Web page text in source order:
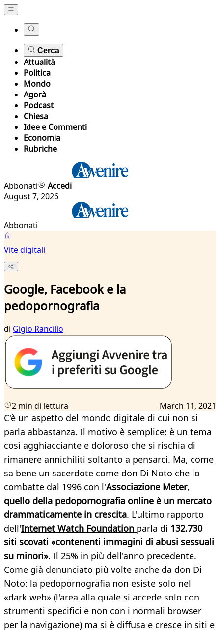
Cerca
Attualità
Politica
Mondo
Agorà
Podcast
Chiesa
Idee e Commenti
Economia
Rubriche
Abbonati
Accedi
August 7, 2026
Abbonati
Vite digitali
Google, Facebook e la
pedopornografia
di Gigio Rancilio
2 min di lettura March 11, 2021
C'è un aspetto del mondo digitale di cui non si
parla abbastanza. Il motivo è semplice: è un tema
così agghiacciante e doloroso che si rischia di
rimanere annichiliti soltanto a pensarci. Ma, come
sa bene un sacerdote come don Di Noto che lo
combatte dal 1996 con l'Associazione Meter,
quello della pedopornografia online è un mercato
drammaticamente in crescita. L'ultimo rapporto
dell'Internet Watch Foundation parla di 132.730
siti scovati «contenenti immagini di abusi sessuali
su minori». Il 25% in più dell'anno precedente.
Come già denunciato più volte anche da don Di
Noto: la pedopornografia non esiste solo nel
«dark web» (l'area alla quale si accede solo con
strumenti specifici e non con i normali browser
per la navigazione) ma si è diffusa e cresce in siti e